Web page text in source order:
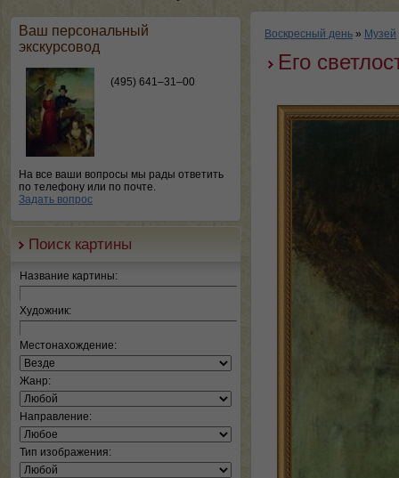
Ваш персональный
экскурсовод
(495) 641–31–00
На все ваши вопросы мы рады ответить
по телефону или по почте.
Задать вопрос
Поиск картины
Название картины:
Художник:
Местонахождение:
Жанр:
Направление:
Тип изображения:
Воскресный день » Музей
Его